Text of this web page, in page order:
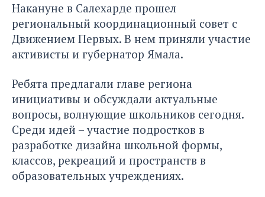
Накануне в Салехарде прошел
региональный координационный совет с
Движением Первых. В нем приняли участие
активисты и губернатор Ямала.
Ребята предлагали главе региона
инициативы и обсуждали актуальные
вопросы, волнующие школьников сегодня.
Среди идей – участие подростков в
разработке дизайна школьной формы,
классов, рекреаций и пространств в
образовательных учреждениях.